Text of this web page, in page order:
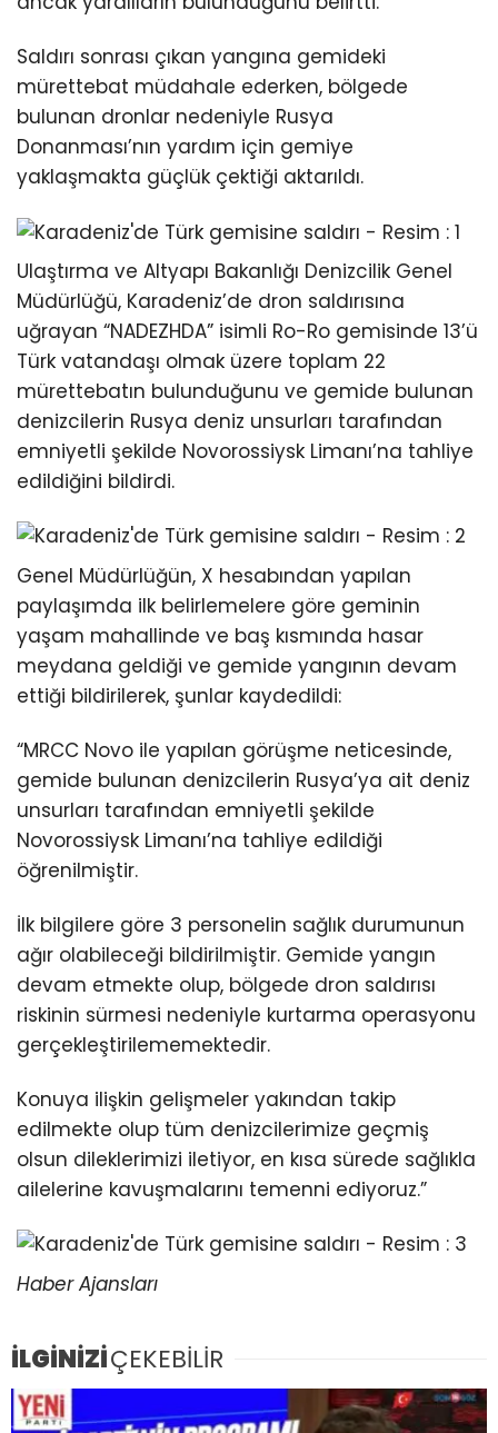
Saldırı sonrası çıkan yangına gemideki
mürettebat müdahale ederken, bölgede
bulunan dronlar nedeniyle Rusya
Donanması’nın yardım için gemiye
yaklaşmakta güçlük çektiği aktarıldı.
Ulaştırma ve Altyapı Bakanlığı Denizcilik Genel
Müdürlüğü, Karadeniz’de dron saldırısına
uğrayan “NADEZHDA” isimli Ro-Ro gemisinde 13’ü
Türk vatandaşı olmak üzere toplam 22
mürettebatın bulunduğunu ve gemide bulunan
denizcilerin Rusya deniz unsurları tarafından
emniyetli şekilde Novorossiysk Limanı’na tahliye
edildiğini bildirdi.
Genel Müdürlüğün, X hesabından yapılan
paylaşımda ilk belirlemelere göre geminin
yaşam mahallinde ve baş kısmında hasar
meydana geldiği ve gemide yangının devam
ettiği bildirilerek, şunlar kaydedildi:
“MRCC Novo ile yapılan görüşme neticesinde,
gemide bulunan denizcilerin Rusya’ya ait deniz
unsurları tarafından emniyetli şekilde
Novorossiysk Limanı’na tahliye edildiği
öğrenilmiştir.
İlk bilgilere göre 3 personelin sağlık durumunun
ağır olabileceği bildirilmiştir. Gemide yangın
devam etmekte olup, bölgede dron saldırısı
riskinin sürmesi nedeniyle kurtarma operasyonu
gerçekleştirilememektedir.
Konuya ilişkin gelişmeler yakından takip
edilmekte olup tüm denizcilerimize geçmiş
olsun dileklerimizi iletiyor, en kısa sürede sağlıkla
ailelerine kavuşmalarını temenni ediyoruz.”
Haber Ajansları
İLGİNİZİÇEKEBİLİR